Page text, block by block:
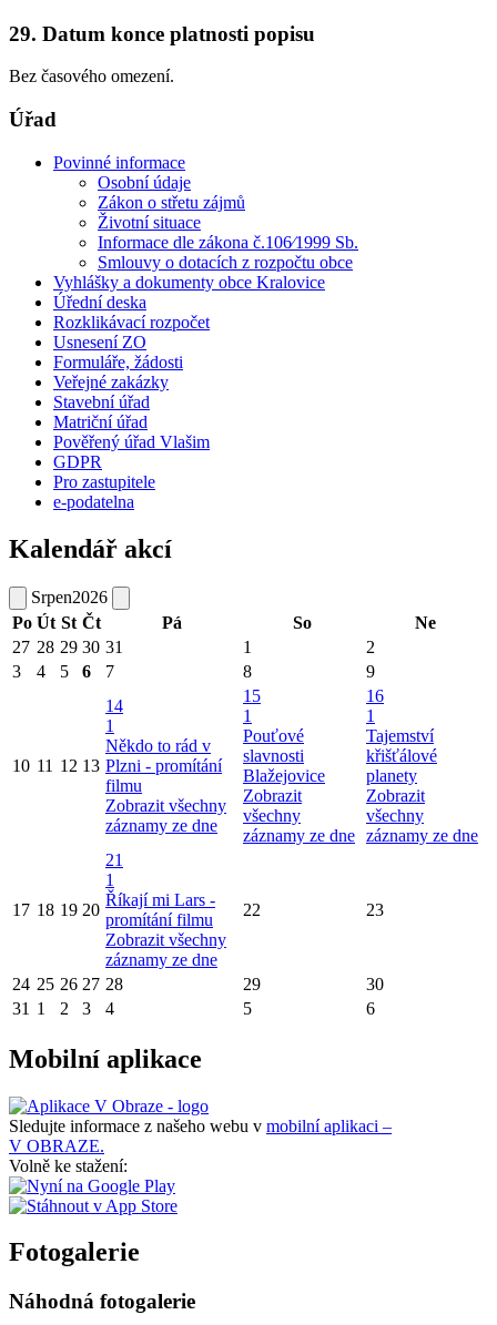
29. Datum konce platnosti popisu
Bez časového omezení.
Úřad
Povinné informace
Osobní údaje
Zákon o střetu zájmů
Životní situace
Informace dle zákona č.106⁄1999 Sb.
Smlouvy o dotacích z rozpočtu obce
Vyhlášky a dokumenty obce Kralovice
Úřední deska
Rozklikávací rozpočet
Usnesení ZO
Formuláře, žádosti
Veřejné zakázky
Stavební úřad
Matriční úřad
Pověřený úřad Vlašim
GDPR
Pro zastupitele
e-podatelna
Kalendář akcí
Srpen2026
Po Út St Čt Pá So
Ne
27 28 29 30 31 1
2
3
4 5 6 7 8 9
10 11 12 13
14
1
Někdo to rád v
Plzni - promítání
filmu
Zobrazit všechny
záznamy ze dne
15
1
Pouťové
slavnosti
Blažejovice
Zobrazit
všechny
záznamy ze dne
16
1
Tajemství
křišťálové
planety
Zobrazit
všechny
záznamy ze dne
17 18 19 20
21
1
Říkají mi Lars -
promítání filmu
Zobrazit všechny
záznamy ze dne
22 23
24 25 26 27 28 29
30
31 1 2 3 4 5 6
Mobilní aplikace
Sledujte informace z našeho webu v mobilní aplikaci –
V OBRAZE.
Volně ke stažení:
Fotogalerie
Náhodná fotogalerie